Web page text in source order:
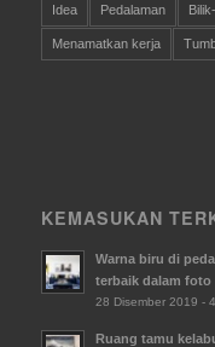
Idea Pedalaman
Menamatkan kerja
KEMASUKAN
Warna biru di
terbaik dalam foto
28 Disember 2019 -
Ruang tamu